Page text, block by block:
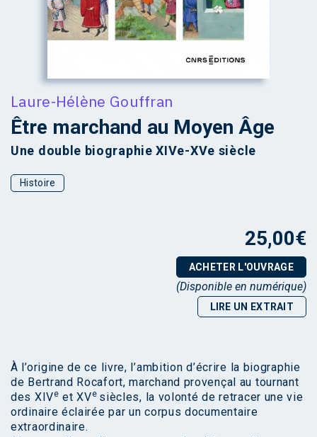
Laure-Hélène Gouffran
Être marchand au Moyen Âge
Une double biographie XIVe-XVe siècle
Histoire
25,00€
ACHETER L'OUVRAGE
(Disponible en numérique)
LIRE UN EXTRAIT
À l’origine de ce livre, l’ambition d’écrire la biographie
de Bertrand Rocafort, marchand provençal au tournant
des XIVe et XVe siècles, la volonté de retracer une vie
ordinaire éclairée par un corpus documentaire
extraordinaire.